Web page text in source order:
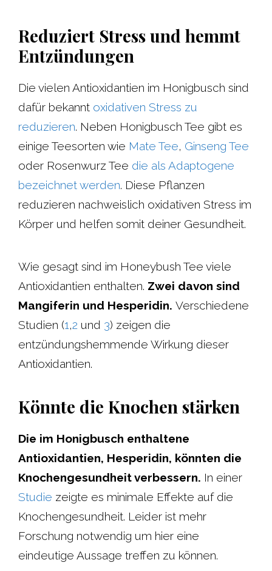
Reduziert Stress und hemmt
Entzündungen
Die vielen Antioxidantien im Honigbusch sind
dafür bekannt oxidativen Stress zu
reduzieren. Neben Honigbusch Tee gibt es
einige Teesorten wie Mate Tee, Ginseng Tee
oder Rosenwurz Tee die als Adaptogene
bezeichnet werden. Diese Pflanzen
reduzieren nachweislich oxidativen Stress im
Körper und helfen somit deiner Gesundheit.
Wie gesagt sind im Honeybush Tee viele
Antioxidantien enthalten. Zwei davon sind
Mangiferin und Hesperidin. Verschiedene
Studien (1 ,2 und 3) zeigen die
entzündungshemmende Wirkung dieser
Antioxidantien.
Könnte die Knochen stärken
Die im Honigbusch enthaltene
Antioxidantien, Hesperidin, könnten die
Knochengesundheit verbessern. In einer
Studie zeigte es minimale Effekte auf die
Knochengesundheit. Leider ist mehr
Forschung notwendig um hier eine
eindeutige Aussage treffen zu können.